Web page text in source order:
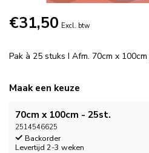
€31,50 Excl. btw
Pak à 25 stuks I Afm. 70cm x 100cm
Maak een keuze
70cm x 100cm - 25st.
2514546625
Backorder
Levertijd 2-3 weken